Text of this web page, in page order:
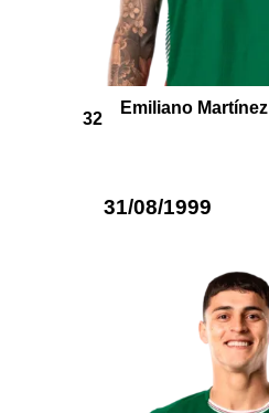
32
Emiliano Martínez
31/08/1999